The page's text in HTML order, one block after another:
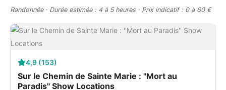
Randonnée · Durée estimée : 4 à 5 heures · Prix indicatif : 0 à 60 €
4,9 (153)
Sur le Chemin de Sainte Marie : ''Mort au
Paradis'' Show Locations